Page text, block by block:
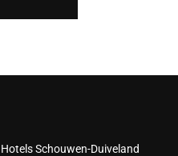
Hotels Schouwen-Duiveland